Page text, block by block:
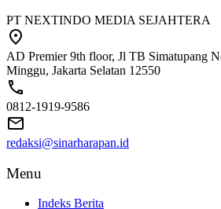
PT NEXTINDO MEDIA SEJAHTERA
AD Premier 9th floor, Jl TB Simatupang
Minggu, Jakarta Selatan 12550
0812-1919-9586
redaksi@sinarharapan.id
Menu
Indeks Berita